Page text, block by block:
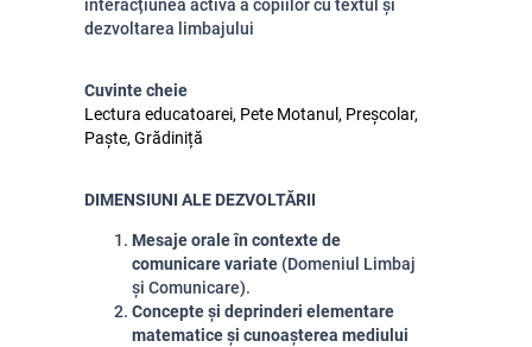
interacțiunea activă a copiilor cu textul și
dezvoltarea limbajului
Cuvinte cheie
Lectura educatoarei, Pete Motanul, Preșcolar,
Paște, Grădiniță
DIMENSIUNI ALE DEZVOLTĂRII
Mesaje orale în contexte de
comunicare variate (Domeniul Limbaj
și Comunicare).
Concepte și deprinderi elementare
matematice și cunoașterea mediului